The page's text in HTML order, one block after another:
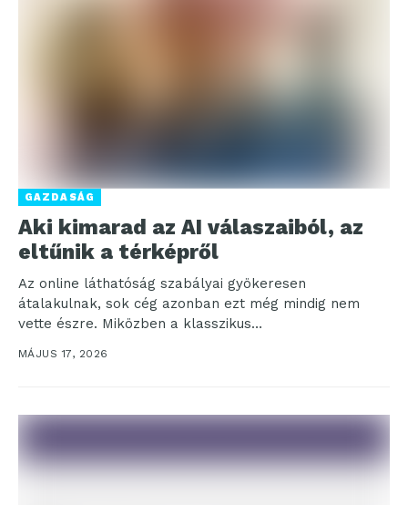
GAZDASÁG
Aki kimarad az AI válaszaiból, az
eltűnik a térképről
Az online láthatóság szabályai gyökeresen
átalakulnak, sok cég azonban ezt még mindig nem
vette észre. Miközben a klasszikus
keresőoptimalizálás évtizedeken át a kattintásokért...
MÁJUS 17, 2026